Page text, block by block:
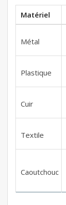
Matériel
Métal
Plastique
Cuir
Textile
Caoutchouc